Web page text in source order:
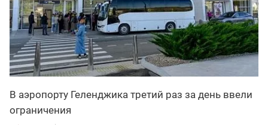
В аэропорту Геленджика третий раз за день ввели
ограничения